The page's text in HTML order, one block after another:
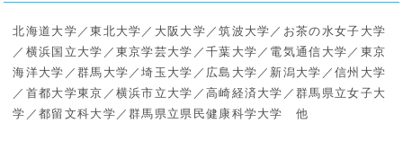
北海道大学／東北大学／大阪大学／筑波大学／お茶の水女子大学
／横浜国立大学／東京学芸大学／千葉大学／電気通信大学／東京
海洋大学／群馬大学／埼玉大学／広島大学／新潟大学／信州大学
／首都大学東京／横浜市立大学／高崎経済大学／群馬県立女子大
学／都留文科大学／群馬県立県民健康科学大学 他